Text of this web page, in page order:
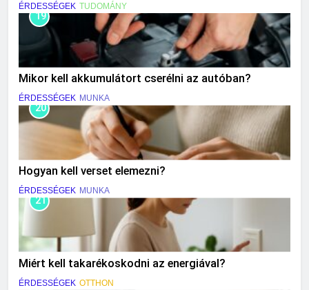
ÉRDESSÉGEK TUDOMÁNY
19
Mikor kell akkumulátort cserélni az autóban?
ÉRDESSÉGEK MUNKA
20
Hogyan kell verset elemezni?
ÉRDESSÉGEK MUNKA
21
Miért kell takarékoskodni az energiával?
ÉRDESSÉGEK OTTHON